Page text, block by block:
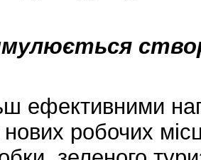
ефективними
робочих